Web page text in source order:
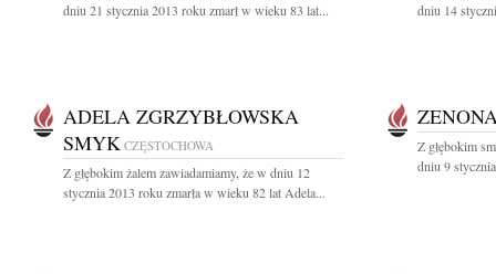
dniu 21 stycznia 2013 roku zmarł w wieku 83 lat...
dniu 14
ADELA ZGRZYBŁOWSKA
SMYK CZĘSTOCHOWA
Z głębokim żalem zawiadamiamy, że w dniu 12
stycznia 2013 roku zmarła w wieku 82 lat Adela...
Z głębokim
dniu 9